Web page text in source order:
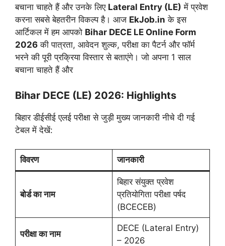
बचाना चाहते हैं और उनके लिए Lateral Entry (LE) में प्रवेश
करना सबसे बेहतरीन विकल्प है। आज EkJob.in के इस
आर्टिकल में हम आपको Bihar DECE LE Online Form
2026 की पात्रता, आवेदन शुल्क, परीक्षा का पैटर्न और फॉर्म
भरने की पूरी प्रक्रिया विस्तार से बताएंगे। जो अपना 1 साल
बचाना चाहते हैं और
Bihar DECE (LE) 2026: Highlights
बिहार डीईसीई एलई परीक्षा से जुड़ी मुख्य जानकारी नीचे दी गई
टेबल में देखें:
विवरण जानकारी
बोर्ड का नाम
बिहार संयुक्त प्रवेश
प्रतियोगिता परीक्षा पर्षद
(BCECEB)
परीक्षा का नाम
DECE (Lateral Entry)
– 2026